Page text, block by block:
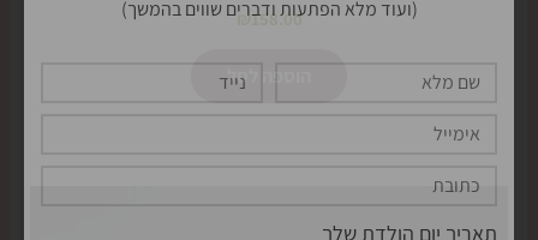
₪158.00
הוספה לסל
אשמח להצטרף למועדון